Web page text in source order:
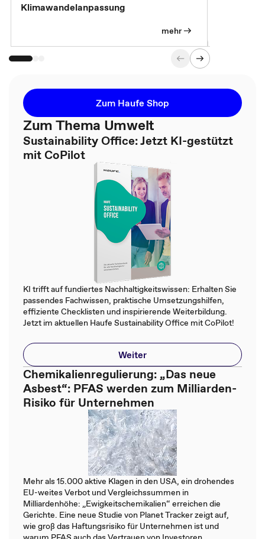
Klimawandelanpassung
mehr
Zum Haufe Shop
Zum Thema Umwelt
Sustainability Office: Jetzt KI-gestützt
mit CoPilot
KI trifft auf fundiertes Nachhaltigkeitswissen: Erhalten Sie
passendes Fachwissen, praktische Umsetzungshilfen,
effiziente Checklisten und inspirierende Weiterbildung.
Jetzt im aktuellen Haufe Sustainability Office mit CoPilot!
Weiter
Chemikalienregulierung: „Das neue
Asbest“: PFAS werden zum Milliarden-
Risiko für Unternehmen
Mehr als 15.000 aktive Klagen in den USA, ein drohendes
EU-weites Verbot und Vergleichssummen in
Milliardenhöhe: „Ewigkeitschemikalien“ erreichen die
Gerichte. Eine neue Studie von Planet Tracker zeigt auf,
wie groß das Haftungsrisiko für Unternehmen ist und